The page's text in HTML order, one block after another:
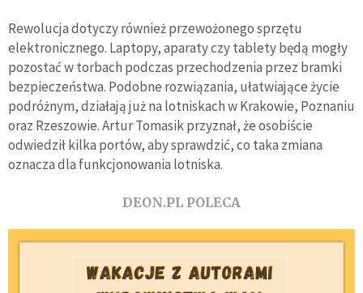
Rewolucja dotyczy również przewożonego sprzętu
elektronicznego. Laptopy, aparaty czy tablety będą mogły
pozostać w torbach podczas przechodzenia przez bramki
bezpieczeństwa. Podobne rozwiązania, ułatwiające życie
podróżnym, działają już na lotniskach w Krakowie, Poznaniu
oraz Rzeszowie. Artur Tomasik przyznał, że osobiście
odwiedził kilka portów, aby sprawdzić, co taka zmiana
oznacza dla funkcjonowania lotniska.
DEON.PL POLECA